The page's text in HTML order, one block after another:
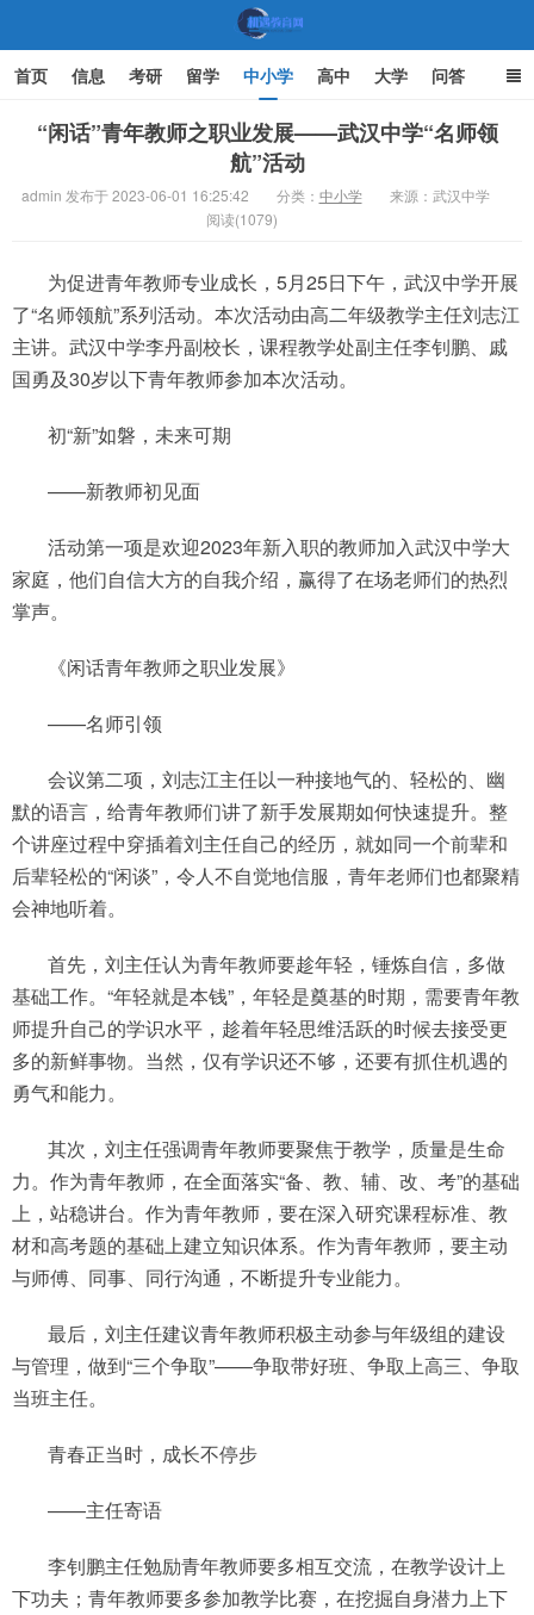
机遇教育网
首页 信息 考研 留学 中小学 高中 大学 问答
文化 家庭教育
“闲话”青年教师之职业发展——武汉中学“名师领
航”活动
admin 发布于 2023-06-01 16:25:42 分类： 中小学
来源：武汉中学
阅读(1079)
为促进青年教师专业成长，5月25日下午，武汉中学开展
了“名师领航”系列活动。本次活动由高二年级教学主任刘志江
主讲。武汉中学李丹副校长，课程教学处副主任李钊鹏、戚
国勇及30岁以下青年教师参加本次活动。
初“新”如磐，未来可期
——新教师初见面
活动第一项是欢迎2023年新入职的教师加入武汉中学大
家庭，他们自信大方的自我介绍，赢得了在场老师们的热烈
掌声。
《闲话青年教师之职业发展》
——名师引领
会议第二项，刘志江主任以一种接地气的、轻松的、幽
默的语言，给青年教师们讲了新手发展期如何快速提升。整
个讲座过程中穿插着刘主任自己的经历，就如同一个前辈和
后辈轻松的“闲谈”，令人不自觉地信服，青年老师们也都聚精
会神地听着。
首先，刘主任认为青年教师要趁年轻，锤炼自信，多做
基础工作。“年轻就是本钱”，年轻是奠基的时期，需要青年教
师提升自己的学识水平，趁着年轻思维活跃的时候去接受更
多的新鲜事物。当然，仅有学识还不够，还要有抓住机遇的
勇气和能力。
其次，刘主任强调青年教师要聚焦于教学，质量是生命
力。作为青年教师，在全面落实“备、教、辅、改、考”的基础
上，站稳讲台。作为青年教师，要在深入研究课程标准、教
材和高考题的基础上建立知识体系。作为青年教师，要主动
与师傅、同事、同行沟通，不断提升专业能力。
最后，刘主任建议青年教师积极主动参与年级组的建设
与管理，做到“三个争取”——争取带好班、争取上高三、争取
当班主任。
青春正当时，成长不停步
——主任寄语
李钊鹏主任勉励青年教师要多相互交流，在教学设计上
下功夫；青年教师要多参加教学比赛，在挖掘自身潜力上下